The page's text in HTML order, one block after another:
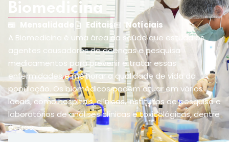
A Biomedicina é uma área da saúde que estuda os
agentes causadores de doenças e pesquisa
medicamentos para prevenir e tratar essas
enfermidades e melhorar a qualidade de vida da
população. Os biomédicos podem atuar em vários
locais, como hospitais, clínicas, institutos de pesquisa e
laboratórios de análises clínicas e toxicológicas, dentre
outros.
Mensalidade Editais Notíciais
Biomedicina